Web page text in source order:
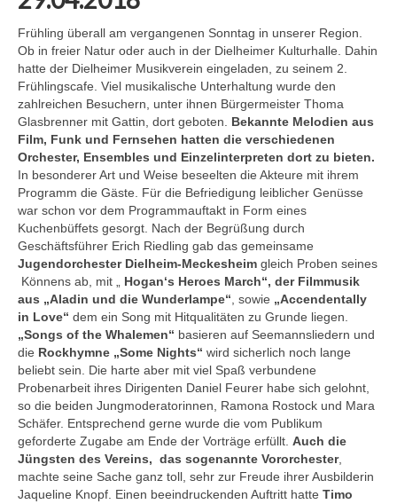
Frühling überall am vergangenen Sonntag in unserer Region.
Ob in freier Natur oder auch in der Dielheimer Kulturhalle. Dahin
hatte der Dielheimer Musikverein eingeladen, zu seinem 2.
Frühlingscafe. Viel musikalische Unterhaltung wurde den
zahlreichen Besuchern, unter ihnen Bürgermeister Thoma
Glasbrenner mit Gattin, dort geboten. Bekannte Melodien aus
Film, Funk und Fernsehen hatten die verschiedenen
Orchester, Ensembles und Einzelinterpreten dort zu bieten.
In besonderer Art und Weise beseelten die Akteure mit ihrem
Programm die Gäste. Für die Befriedigung leiblicher Genüsse
war schon vor dem Programmauftakt in Form eines
Kuchenbüffets gesorgt. Nach der Begrüßung durch
Geschäftsführer Erich Riedling gab das gemeinsame
Jugendorchester Dielheim-Meckesheim gleich Proben seines
Könnens ab, mit „ Hogan‘s Heroes March“, der Filmmusik
aus „Aladin und die Wunderlampe“ , sowie „Accendentally
in Love“ dem ein Song mit Hitqualitäten zu Grunde liegen.
„Songs of the Whalemen“ basieren auf Seemannsliedern und
die Rockhymne „Some Nights“ wird sicherlich noch lange
beliebt sein. Die harte aber mit viel Spaß verbundene
Probenarbeit ihres Dirigenten Daniel Feurer habe sich gelohnt,
so die beiden Jungmoderatorinnen, Ramona Rostock und Mara
Schäfer. Entsprechend gerne wurde die vom Publikum
geforderte Zugabe am Ende der Vorträge erfüllt. Auch die
Jüngsten des Vereins, das sogenannte Vororchester,
machte seine Sache ganz toll, sehr zur Freude ihrer Ausbilderin
Jaqueline Knopf. Einen beeindruckenden Auftritt hatte Timo